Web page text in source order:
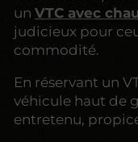
un VTC avec
judicieux pour
commodité.
En réservant un
véhicule haut de
entretenu,